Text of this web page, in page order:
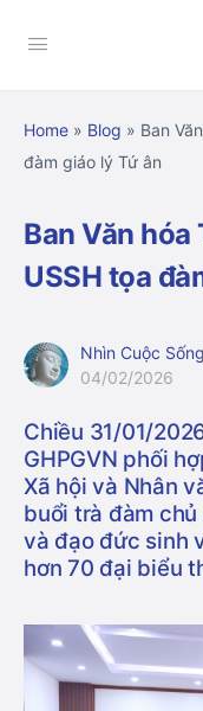
Home » Blog » Ban
đàm giáo lý Tứ ân
Ban Văn hóa
USSH tọa
Nhìn Cuộc Sống
04/02/2026
Chiều 31/01/
GHPGVN phối
Xã hội và Nhân
buổi trà đàm chủ
và đạo đức sinh
hơn 70 đại biểu